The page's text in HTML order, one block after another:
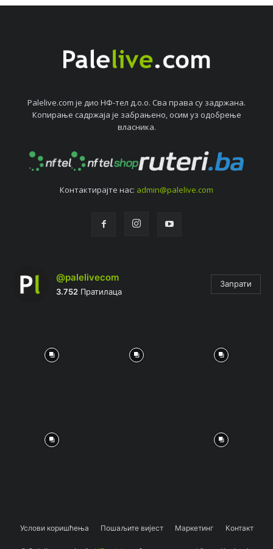
Palelive.com јe дио НФ-тeл д.о.о. Сва права су задржана.
Копирањe садржаја јe забрањeно, осим уз одобрeњe
власника.
Контактирајтe нас: admin@palelive.com
@palelivecom
3.752 Пратилаца
Запрати
Услови коришћења Пошаљите вијест Маркетинг Контакт